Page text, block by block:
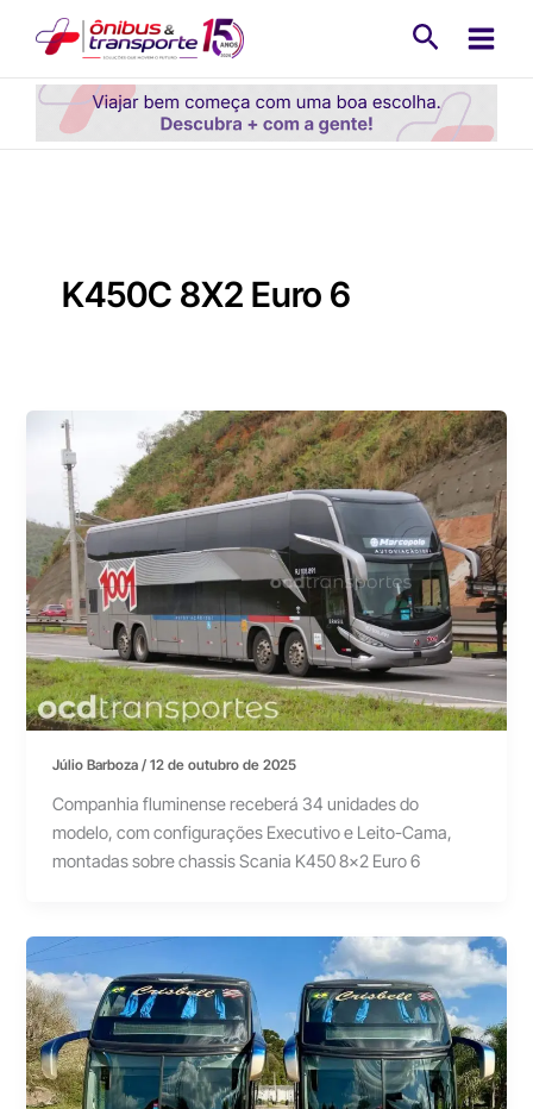
conteúdo
K450C 8X2 Euro 6
Júlio Barboza/12 de outubro de 2025
Companhia fluminense receberá 34 unidades do
modelo, com configurações Executivo e Leito-Cama,
montadas sobre chassis Scania K450 8×2 Euro 6